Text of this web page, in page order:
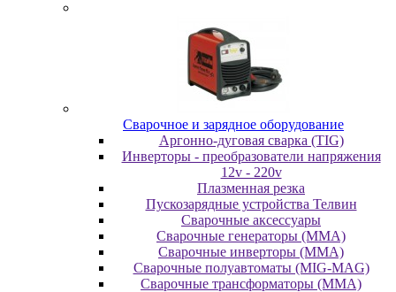
Cвapoчнoe и зарядное оборудование
Аргонно-дуговая сварка (TIG)
Инверторы - преобразователи напряжения
12v - 220v
Плазменная резка
Пускозарядные устройства Телвин
Сварочные аксессуары
Сварочные генераторы (MMA)
Сварочные инверторы (MMA)
Сварочные полуавтоматы (MIG-MAG)
Сварочные трансформаторы (MMA)